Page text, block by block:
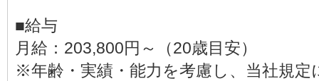
■給与
月給：203,800円～（20歳目安）
※年齢・実績・能力を考慮し、当社規定